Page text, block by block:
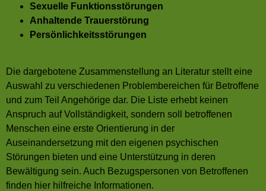
Sexuelle Funktionsstörungen
Anhaltende Trauerstörung
Persönlichkeitsstörungen
Die dargebotene Zusammenstellung an Literatur stellt eine
Auswahl zu verschiedenen Problembereichen für Betroffene
und zum Teil Angehörige dar. Die Liste erhebt keinen
Anspruch auf Vollständigkeit, sondern soll betroffenen
Menschen eine erste Orientierung in der
Auseinandersetzung mit den eigenen psychischen
Störungen bieten und eine Unterstützung in deren
Bewältigung sein. Auch Bezugspersonen von Betroffenen
finden hier hilfreiche Informationen.